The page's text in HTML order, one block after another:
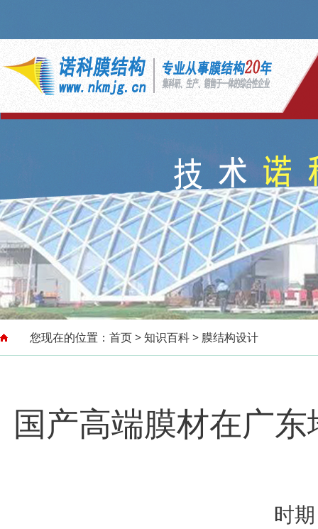
您现在的位置： 首页>知识百科> 膜结构设计
国产高端膜材在广
时